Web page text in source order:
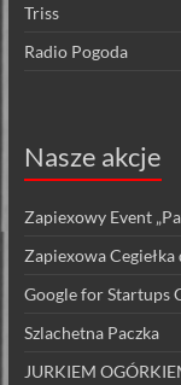
Triss
Radio Pogoda
Nasze akcje
Zapiexowy Event
Zapiexowa
Google for Startups
Szlachetna Paczka
JURKIEM